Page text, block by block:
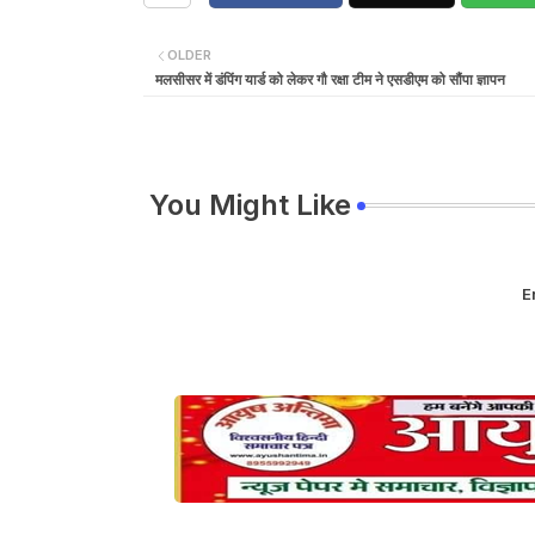
OLDER
मलसीसर में डंपिंग यार्ड को लेकर गौ रक्षा टीम ने एसडीएम को सौंपा ज्ञापन
You Might Like